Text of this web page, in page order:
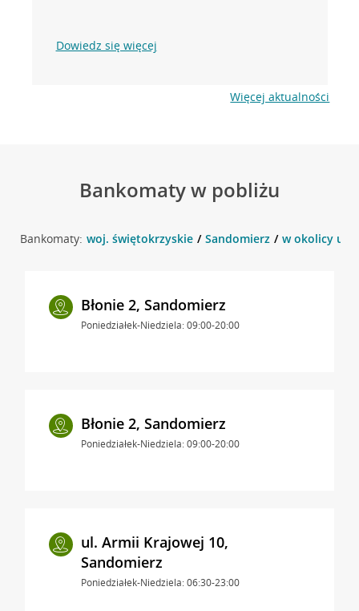
Dowiedz się więcej
Więcej aktualności
Bankomaty w pobliżu
Bankomaty: woj. świętokrzyskie Sandomierz w okolicy ul.
Błonie 2, Sandomierz
Poniedziałek-Niedziela: 09:00-20:00
Błonie 2, Sandomierz
Poniedziałek-Niedziela: 09:00-20:00
ul. Armii Krajowej 10,
Sandomierz
Poniedziałek-Niedziela: 06:30-23:00